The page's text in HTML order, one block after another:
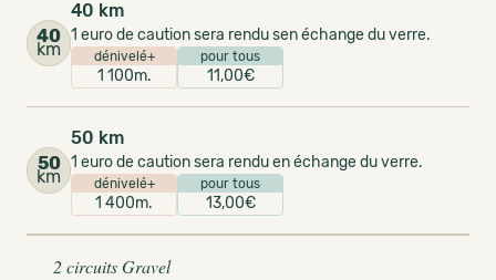
40
km
40 km
1 euro de caution sera rendu sen échange du verre.
dénivelé+
1 100m.
pour tous
11,00€
50
km
50 km
1 euro de caution sera rendu en échange du verre.
dénivelé+
1 400m.
pour tous
13,00€
2 circuits Gravel